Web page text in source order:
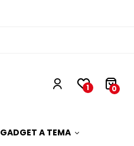
1 0
GADGET A TEMA